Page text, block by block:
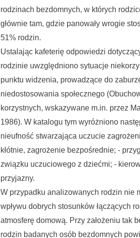
rodzinach bezdomnych, w których
głównie tam, gdzie panowały wrogie
51% rodzin.
Ustalając kafeterię odpowiedzi
rodzinie uwzględniono sytuacje
punktu widzenia, prowadzące do
niedostosowania społecznego
korzystnych, wskazywane m.in. przez
1986). W katalogu tym wyróżniono
nieufność stwarzająca uczucie
kłótnie, zagrożenie bezpośrednie; -
związku uczuciowego z dziećmi; -
przyjazny.
W przypadku analizowanych rodzin nie
wpływu dobrych stosunków łączących
atmosferę domową. Przy założeniu tak
rodzin badanych osób bezdomnych